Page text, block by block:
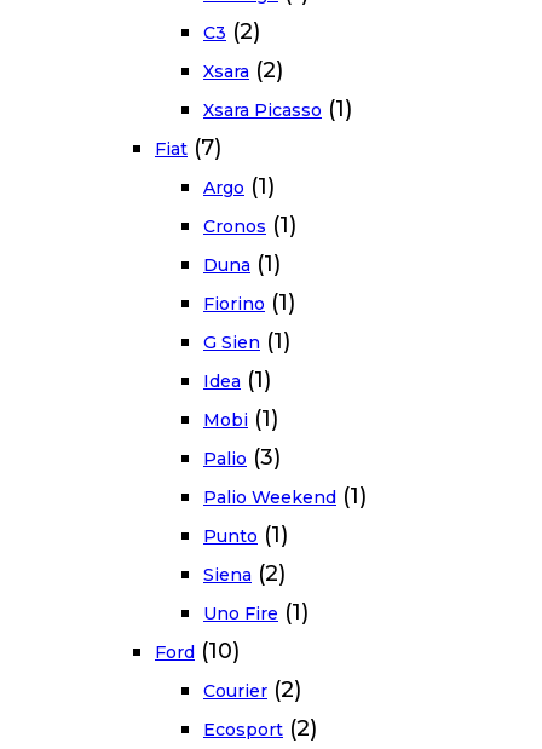
C3 (2)
Xsara (2)
Xsara Picasso (1)
Fiat (7)
Argo (1)
Cronos (1)
Duna (1)
Fiorino (1)
G Sien (1)
Idea (1)
Mobi (1)
Palio (3)
Palio Weekend (1)
Punto (1)
Siena (2)
Uno Fire (1)
Ford (10)
Courier (2)
Ecosport (2)